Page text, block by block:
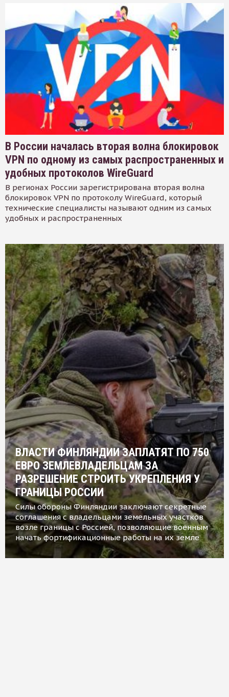
В России началась вторая волна блокировок
VPN по одному из самых распространенных и
удобных протоколов WireGuard
В регионах России зарегистрирована вторая волна
блокировок VPN по протоколу WireGuard, который
технические специалисты называют одним из самых
удобных и распространенных
ВЛАСТИ ФИНЛЯНДИИ ЗАПЛАТЯТ ПО 750
ЕВРО ЗЕМЛЕВЛАДЕЛЬЦАМ ЗА
РАЗРЕШЕНИЕ СТРОИТЬ УКРЕПЛЕНИЯ У
ГРАНИЦЫ РОССИИ
Силы обороны Финляндии заключают секретные
соглашения с владельцами земельных участков
возле границы с Россией, позволяющие военным
начать фортификационные работы на их земле